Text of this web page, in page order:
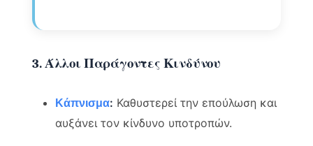
3. Άλλοι Παράγοντες Κινδύνου
Κάπνισμα: Καθυστερεί την επούλωση και
αυξάνει τον κίνδυνο υποτροπών.